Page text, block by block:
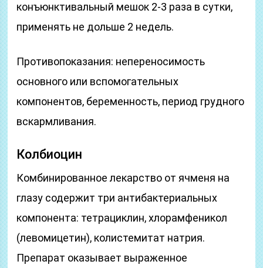
конъюнктивальный мешок 2-3 раза в сутки,
применять не дольше 2 недель.
Противопоказания: непереносимость
основного или вспомогательных
компонентов, беременность, период грудного
вскармливания.
Колбиоцин
Комбинированное лекарство от ячменя на
глазу содержит три антибактериальных
компонента: тетрациклин, хлорамфеникол
(левомицетин), колистемитат натрия.
Препарат оказывает выраженное